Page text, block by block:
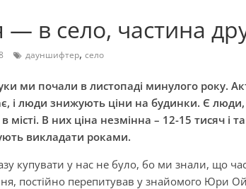
— в село, частина
дауншифтер, село
ми почали в листопаді минулого року.
і люди знижують ціни на будинки. Є люди,
місті. В них ціна незмінна – 12-15 тисяч і
викладати роками.
купувати у нас не було, бо ми знали, що
постійно перепитував у знайомого Юри